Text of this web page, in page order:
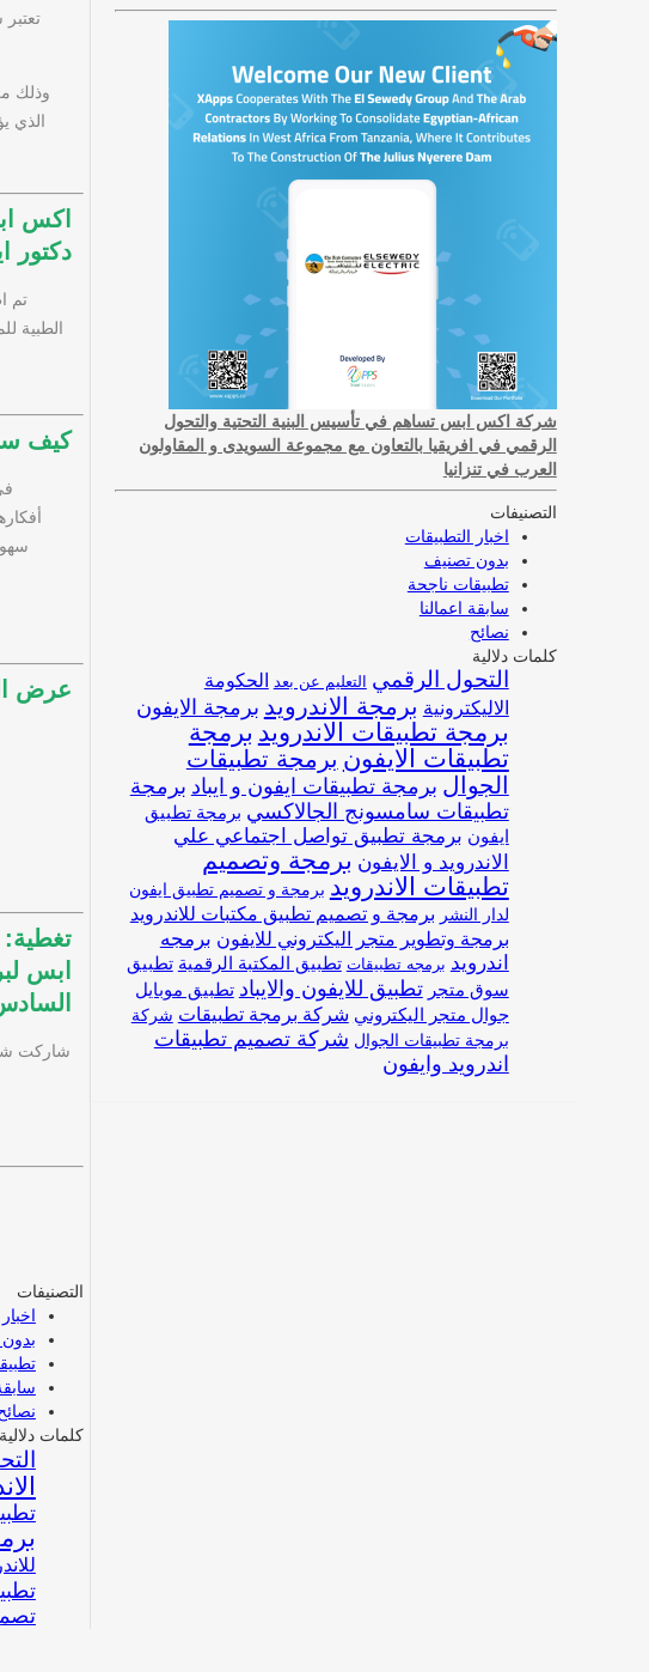
وذلك
الذي
اكس
دكتور
تم
الطبية
كيف
عرض
تغطية:
ابس
التصنيفات
كلمات دلالية
شركة اكس ابس تساهم في تأسيس البنية التحتية والتحول
الرقمي في افريقيا بالتعاون مع مجموعة السويدى و المقاولون
العرب في تنزانيا
التصنيفات
اخبار التطبيقات
بدون تصنيف
تطبيقات ناجحة
سابقة اعمالنا
نصائح
كلمات دلالية
التحول الرقمي التعليم عن بعد الحكومة
الاليكترونية برمجة الاندرويد برمجة الايفون
برمجة تطبيقات الاندرويد برمجة
تطبيقات الايفون برمجة تطبيقات
الجوال برمجة تطبيقات ايفون و ايباد برمجة
تطبيقات سامسونج الجالاكسي برمجة تطبيق
ايفون برمجة تطبيق تواصل اجتماعي علي
الاندرويد و الايفون برمجة وتصميم
تطبيقات الاندرويد برمجة و تصميم تطبيق ايفون
لدار النشر برمجة و تصميم تطبيق مكتبات للاندرويد
برمجة وتطوير متجر اليكتروني للايفون برمجه
اندرويد برمجه تطبيقات تطبيق المكتبة الرقمية تطبيق
سوق متجر تطبيق للايفون والايباد تطبيق موبايل
جوال متجر اليكتروني شركة برمجة تطبيقات شركة
برمجة تطبيقات الجوال شركة تصميم تطبيقات
اندرويد وايفون